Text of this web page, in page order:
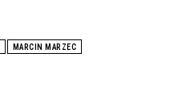
MARCIN MARZEC